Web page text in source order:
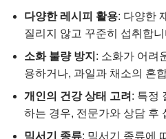
다양한 레시피 활용: 다양한
질리지 않고 꾸준히 섭취합니
소화 불량 방지 : 소화가 어려
용하거나, 과일과 채소의 혼
개인의 건강 상태 고려 : 특정
하는 경우, 전문가와 상담 후
믹서기 종류: 믹서기 종류에